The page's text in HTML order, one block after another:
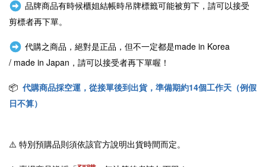
品牌商品有時候櫃姐結帳時吊牌標籤可能被剪下，請可以接受
剪標者再下單。
代購之商品，絕對是正品，但不一定都是made in Korea
/ made in Japan ，請可以接受者再下單喔！
📦 代購商品採空運，從接單後到出貨，準備期約14個工作天（例假
日不算）
⚠️ 特別預購品則須依該官方說明出貨時間而定。